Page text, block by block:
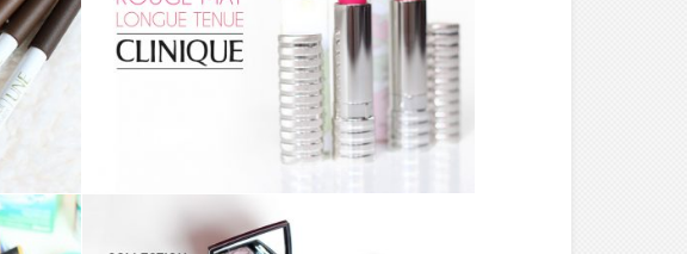
MAKE-UP ///
ROUGE MAT
LONGUE TENUE –
CLINIQUE